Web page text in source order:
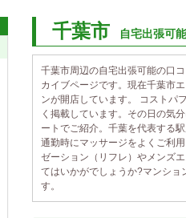
千葉市 自宅出張可能
千葉市周辺の自宅出張可能の口
カイブページです。現在千葉市
ンが開店しています。 コストパ
く掲載しています。その日の気
ートでご紹介。千葉を代表する
通勤時にマッサージをよくご利
ゼーション（リフレ）やメンズ
てはいかがでしょうか?マンシ
す。